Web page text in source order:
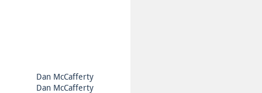
Dan McCafferty
Dan McCafferty